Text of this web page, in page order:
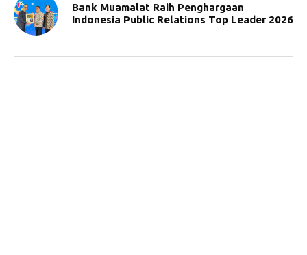
Bank Muamalat Raih Penghargaan
Indonesia Public Relations Top Leader 2026